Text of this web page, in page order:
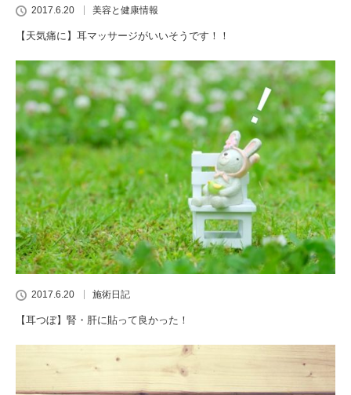
2017.6.20 美容と健康情報
【天気痛に】耳マッサージがいいそうです！！
2017.6.20 施術日記
【耳つぼ】腎・肝に貼って良かった！